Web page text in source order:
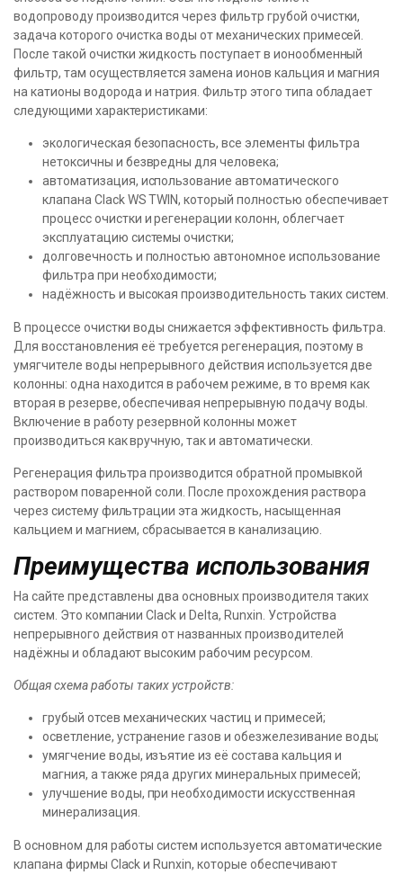
водопроводу производится через фильтр грубой очистки,
задача которого очистка воды от механических примесей.
После такой очистки жидкость поступает в ионообменный
фильтр, там осуществляется замена ионов кальция и магния
на катионы водорода и натрия. Фильтр этого типа обладает
следующими характеристиками:
экологическая безопасность, все элементы фильтра
нетоксичны и безвредны для человека;
автоматизация, использование автоматического
клапана Clack WS TWIN, который полностью обеспечивает
процесс очистки и регенерации колонн, облегчает
эксплуатацию системы очистки;
долговечность и полностью автономное использование
фильтра при необходимости;
надёжность и высокая производительность таких систем.
В процессе очистки воды снижается эффективность фильтра.
Для восстановления её требуется регенерация, поэтому в
умягчителе воды непрерывного действия используется две
колонны: одна находится в рабочем режиме, в то время как
вторая в резерве, обеспечивая непрерывную подачу воды.
Включение в работу резервной колонны может
производиться как вручную, так и автоматически.
Регенерация фильтра производится обратной промывкой
раствором поваренной соли. После прохождения раствора
через систему фильтрации эта жидкость, насыщенная
кальцием и магнием, сбрасывается в канализацию.
Преимущества использования
На сайте представлены два основных производителя таких
систем. Это компании Clack и Delta, Runxin. Устройства
непрерывного действия от названных производителей
надёжны и обладают высоким рабочим ресурсом.
Общая схема работы таких устройств:
грубый отсев механических частиц и примесей;
осветление, устранение газов и обезжелезивание воды;
умягчение воды, изъятие из её состава кальция и
магния, а также ряда других минеральных примесей;
улучшение воды, при необходимости искусственная
минерализация.
В основном для работы систем используется автоматические
клапана фирмы Clack и Runxin, которые обеспечивают